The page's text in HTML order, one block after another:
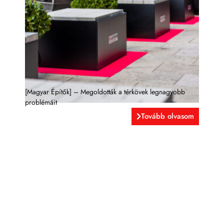
[Magyar Építők] – Megoldották a térkövek legnagyobb
problémáit
Tovább olvasom